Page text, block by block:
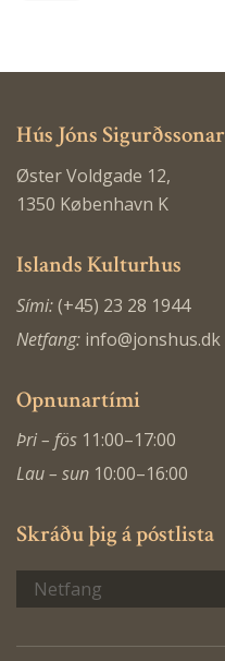
Hús Jóns Sigurðssonar
Øster Voldgade 12,
1350 København K
Islands Kulturhus
Sími:(+45) 23 28 1944
Netfang: info@jonshus.dk
Opnunartími
Þri – fös 11:00–17:00
Lau – sun 10:00–16:00
Skráðu þig á póstlista